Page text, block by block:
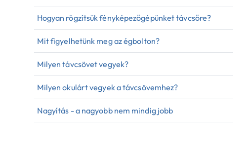
Hogyan rögzítsük fényképezőgépünket távcsőre?
Mit figyelhetünk meg az égbolton?
Milyen távcsövet vegyek?
Milyen okulárt vegyek a távcsövemhez?
Nagyítás - a nagyobb nem mindig jobb